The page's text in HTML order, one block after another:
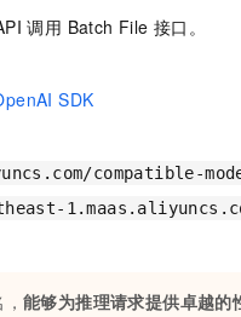
调用 Batch File 接口。
SDK
compatible-
能够为推理请求提供卓越的
AI Native 的算法工程平台，一站式完成建模、训练、推理服务部署 云端极速 AI 应
10分钟微调：让0.6B模型媲美235B模型 多模态数据信
定制小程序